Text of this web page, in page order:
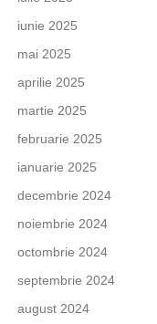
iunie 2025
mai 2025
aprilie 2025
martie 2025
februarie 2025
ianuarie 2025
decembrie 2024
noiembrie 2024
octombrie 2024
septembrie 2024
august 2024